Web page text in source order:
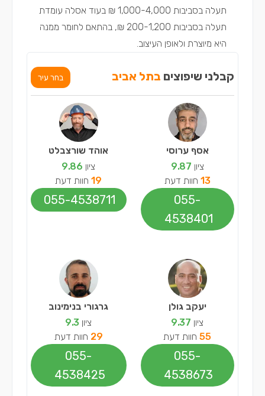
תעלה בסביבות 1,000-4,000 ₪ בעוד אסלה עומדת
תעלה בסביבות 200-1,200 ₪, בהתאם לחומר ממנה
היא מיוצרת ולאופן העיצוב.
קבלני שיפוצים בתל אביב בחר עיר
אסף ערוסי
ציון 9.87
13 חוות דעת
055-
4538401
יעקב גולן
ציון 9.37
55חוות דעת
055-
4538673
אוהד שורצבלט
ציון 9.86
19חוות דעת
055-4538711
גרגורי בנימינוב
ציון 9.3
29 חוות דעת
055-
4538425